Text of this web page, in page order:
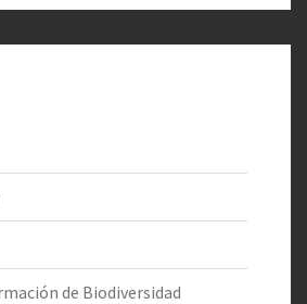
de Biodiversidad